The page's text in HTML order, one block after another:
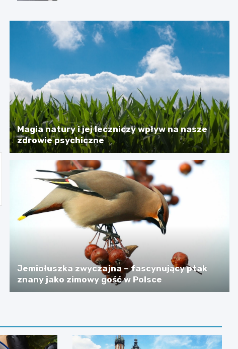
Magia natury i jej leczniczy wpływ na nasze
zdrowie psychiczne
Jemiołuszka zwyczajna – fascynujący ptak
znany jako zimowy gość w Polsce